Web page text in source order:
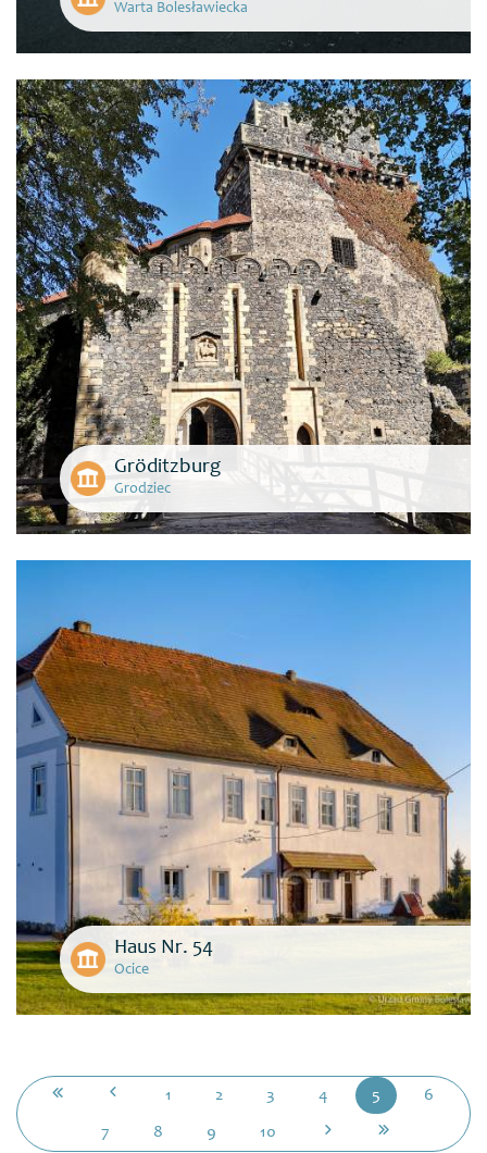
Warta Bolesławiecka
Gröditzburg
Grodziec
Haus Nr. 54
Ocice
1 2 3 4 5 6
7 8 9 10